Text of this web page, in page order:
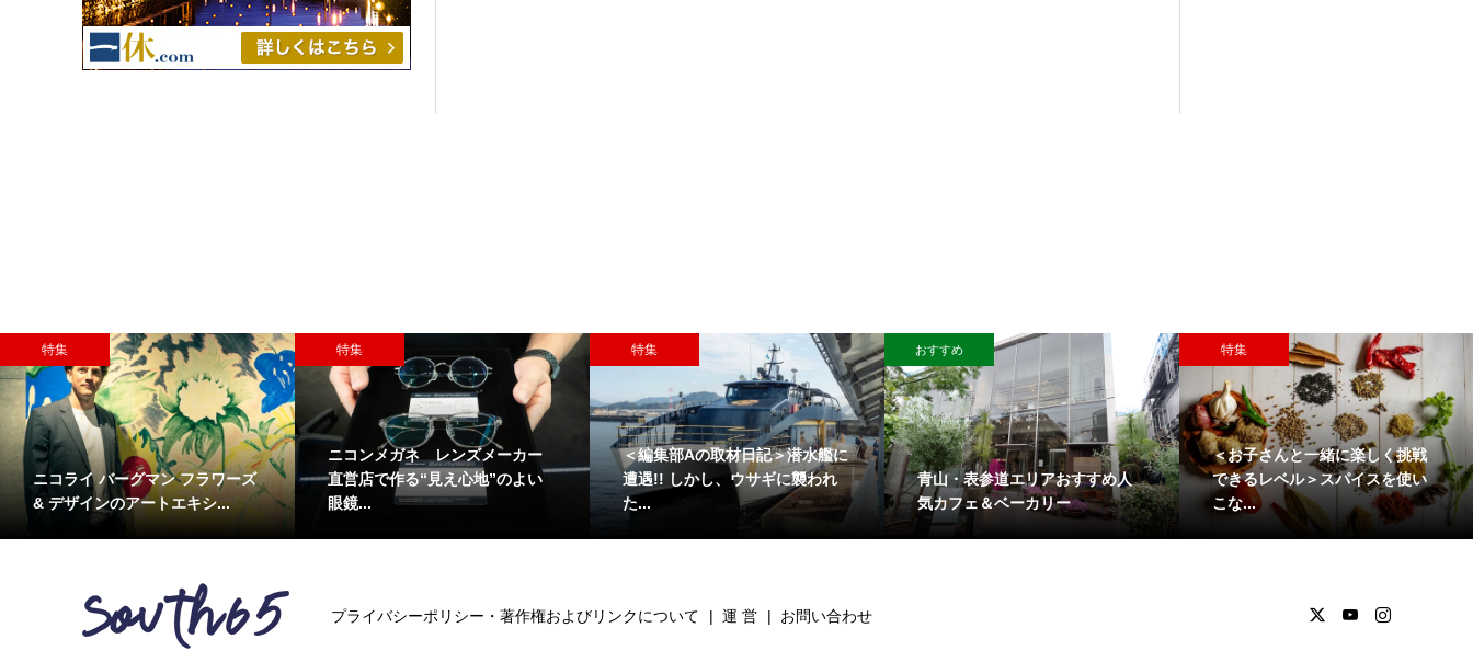
特集
ニコライ バーグマン フラワーズ
& デザインのアートエキシ...
特集
ニコンメガネ レンズメーカー
直営店で作る“見え心地”のよい
眼鏡...
特集
＜編集部Aの取材日記＞潜水艦に
遭遇!! しかし、ウサギに襲われ
た...
おすすめ
青山・表参道エリアおすすめ人
気カフェ＆ベーカリー
特集
＜お子さんと一緒に楽しく挑戦
できるレベル＞スパイスを使い
こな...
プライバシーポリシー・著作権およびリンクについて 運 営 お問い合わせ